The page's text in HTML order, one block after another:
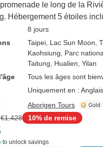
le long de la
Hébergement 5 étoiles
8 jours
Taipei , Lac Sun Moon ,
Kaohsiung , Parc
Taitung , Hualien , Yilan
Tous les âges sont
Uniquement en : Anglais
Aborigen Tours
€1,428 10% de remise
to unlock savings